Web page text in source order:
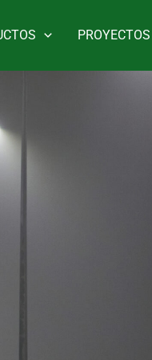
PROYECTOS